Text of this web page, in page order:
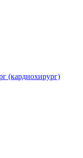
(кардиохирург)